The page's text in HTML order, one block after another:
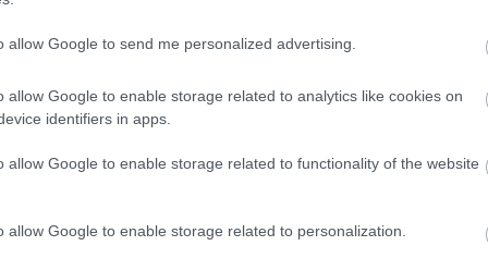
allow Google to send me personalized advertising.
allow Google to enable storage related to analytics like cookies on
identifiers in apps.
allow Google to enable storage related to functionality of the website
allow Google to enable storage related to personalization.
με αυτόν τον τρόπο; Ξέρετε
όμως 30% ο πολίτης, 70% ο ΕΟΠΥΥ».